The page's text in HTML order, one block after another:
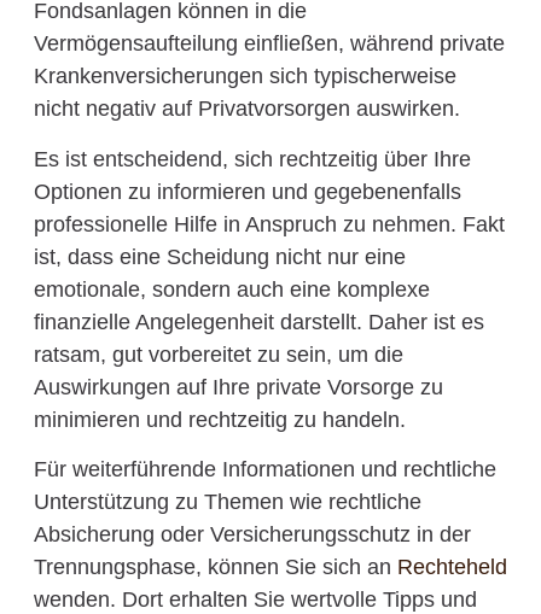
Fondsanlagen können in die
Vermögensaufteilung einfließen, während private
Krankenversicherungen sich typischerweise
nicht negativ auf Privatvorsorgen auswirken.
Es ist entscheidend, sich rechtzeitig über Ihre
Optionen zu informieren und gegebenenfalls
professionelle Hilfe in Anspruch zu nehmen. Fakt
ist, dass eine Scheidung nicht nur eine
emotionale, sondern auch eine komplexe
finanzielle Angelegenheit darstellt. Daher ist es
ratsam, gut vorbereitet zu sein, um die
Auswirkungen auf Ihre private Vorsorge zu
minimieren und rechtzeitig zu handeln.
Für weiterführende Informationen und rechtliche
Unterstützung zu Themen wie rechtliche
Absicherung oder Versicherungsschutz in der
Trennungsphase, können Sie sich an Rechteheld
wenden. Dort erhalten Sie wertvolle Tipps und